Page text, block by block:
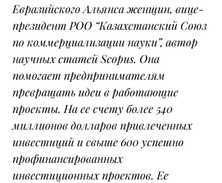
Евразийского Альянса женщин, вице-
президент РОО “Казахстанский Союз
по коммерциализации науки”, автор
научных статей Scopus. Она
помогает предпринимателям
превращать идеи в работающие
проекты. На ее счету более 540
миллионов долларов привлеченных
инвестиций и свыше 600 успешно
профинансированных
инвестиционных проектов. Ее